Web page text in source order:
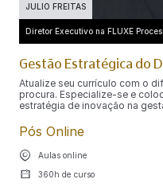
JULIO FREITAS
Diretor Executivo na FLUXE
Gestão Estratégica do
Atualize seu currículo com o
procura. Especialize-se e
estratégia de inovação na
Pós Online
Aulas online
360h de curso